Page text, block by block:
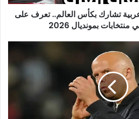
عربية تشارك بكأس العالم.. تعرف على
بمونديال 2026